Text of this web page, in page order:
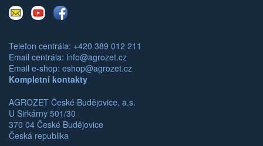
E-
mail
YoutubeFacebook
Telefon centrála: +420 389 012 211
Email centrála: info@agrozet.cz
Email e-shop: eshop@agrozet.cz
Kompletní kontakty
AGROZET České Budějovice, a.s.
U Sirkárny 501/30
370 04 České Budějovice
Česká republika